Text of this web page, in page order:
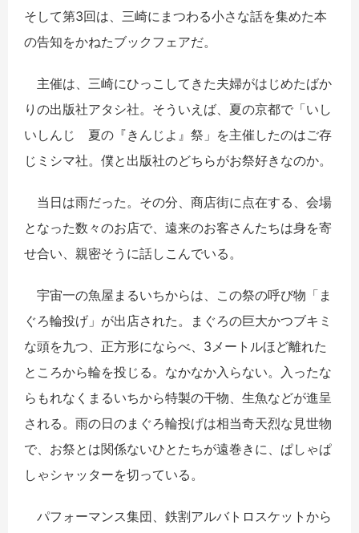
そして第3回は、三崎にまつわる小さな話を集めた本
の告知をかねたブックフェアだ。
主催は、三崎にひっこしてきた夫婦がはじめたばか
りの出版社アタシ社。そういえば、夏の京都で「いし
いしんじ 夏の『きんじよ』祭」を主催したのはご存
じミシマ社。僕と出版社のどちらがお祭好きなのか。
当日は雨だった。その分、商店街に点在する、会場
となった数々のお店で、遠来のお客さんたちは身を寄
せ合い、親密そうに話しこんでいる。
宇宙一の魚屋まるいちからは、この祭の呼び物「ま
ぐろ輪投げ」が出店された。まぐろの巨大かつブキミ
な頭を九つ、正方形にならべ、3メートルほど離れた
ところから輪を投じる。なかなか入らない。入ったな
らもれなくまるいちから特製の干物、生魚などが進呈
される。雨の日のまぐろ輪投げは相当奇天烈な見世物
で、お祭とは関係ないひとたちが遠巻きに、ぱしゃぱ
しゃシャッターを切っている。
パフォーマンス集団、鉄割アルバトロスケットから